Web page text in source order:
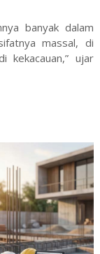
banyak dalam
massal, di
kekacauan,” ujar